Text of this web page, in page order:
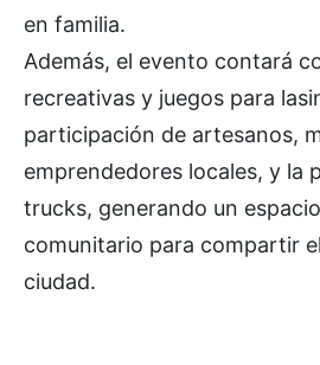
en familia.
Además, el evento contará
recreativas y juegos para
participación de artesanos,
emprendedores locales, y la
trucks, generando un
comunitario para compartir
ciudad.